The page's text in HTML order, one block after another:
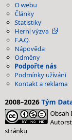
O webu
Články
Statistiky
Herní výzva
F.A.Q.
Nápověda
Odměny
Podpořte nás
Podmínky užívání
Kontakt a reklama
2008–2026 Tým
Obsah
stránku